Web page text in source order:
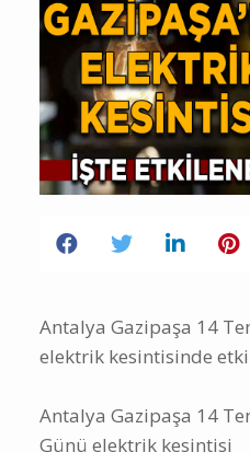
Antalya Gazipaşa 14
elektrik kesintisinde
Antalya Gazipaşa 14
Günü elektrik kesintisi